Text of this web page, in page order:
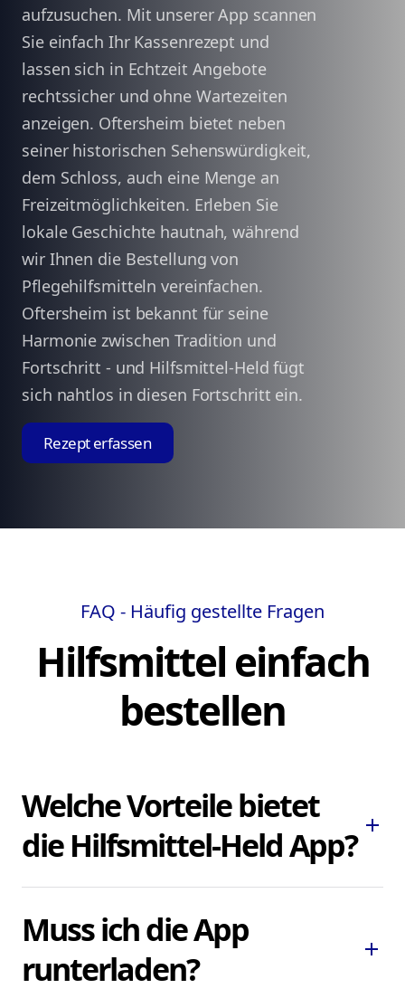
aufzusuchen. Mit unserer App scannen
Sie einfach Ihr Kassenrezept und
lassen sich in Echtzeit Angebote
rechtssicher und ohne Wartezeiten
anzeigen. Oftersheim bietet neben
seiner historischen Sehenswürdigkeit,
dem Schloss, auch eine Menge an
Freizeitmöglichkeiten. Erleben Sie
lokale Geschichte hautnah, während
wir Ihnen die Bestellung von
Pflegehilfsmitteln vereinfachen.
Oftersheim ist bekannt für seine
Harmonie zwischen Tradition und
Fortschritt - und Hilfsmittel-Held fügt
sich nahtlos in diesen Fortschritt ein.
Rezept erfassen
FAQ - Häufig gestellte Fragen
Hilfsmittel einfach
bestellen
Welche Vorteile bietet
die Hilfsmittel-Held App? add
Ihnen, dringend benötigte Pflegehilfsmittel
und Hilfsmittel schnell und bequem zu
bestellen, ohne lokale Sanitätshäuser
Muss ich die App
runterladen?
add